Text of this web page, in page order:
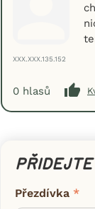
XXX.XXX.135.152
0 hlasů
Přezdívka